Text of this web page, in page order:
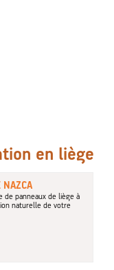
en liège
NAZCA
de panneaux de liège à
naturelle de votre